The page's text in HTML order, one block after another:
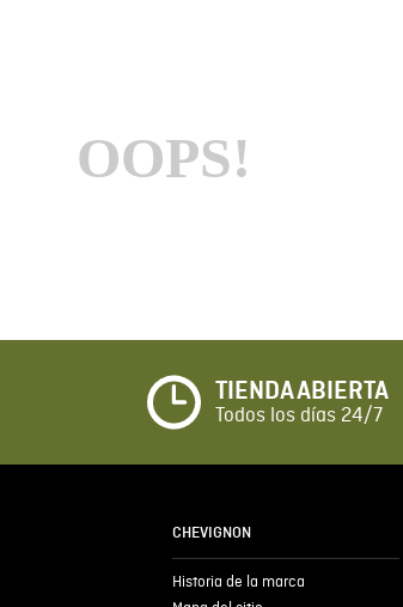
OOPS!
TIENDA ABIERTA
Todos los días 24/7
CHEVIGNON
Historia de la marca